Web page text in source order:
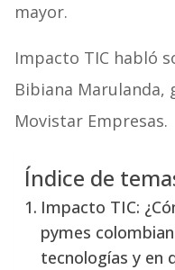
mayor.
Impacto TIC habló
Bibiana Marulanda,
Movistar Empresas.
Índice de
Impacto TIC:
pymes
tecnologías y en